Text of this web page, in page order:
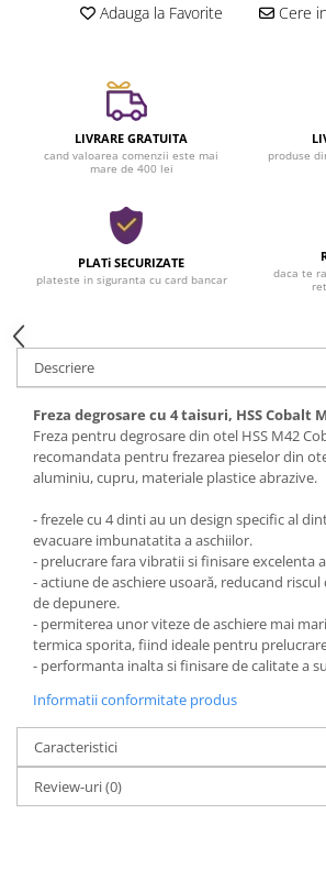
Adauga la Favorite Cere
LIVRARE GRATUITA
cand valoarea comenzii este mai
mare de 400 lei
produse
PLATi SECURIZATE
plateste in siguranta cu card bancar
daca te
Descriere
Freza degrosare cu 4 taisuri, HSS Cobalt
Freza pentru degrosare din otel HSS M42
recomandata pentru frezarea pieselor din
aluminiu, cupru, materiale plastice abrazive.
- frezele cu 4 dinti au un design specific al
evacuare imbunatatita a aschiilor.
- prelucrare fara vibratii si finisare excelenta
- actiune de aschiere usoară, reducand
de depunere.
- permiterea unor viteze de aschiere mai
termica sporita, fiind ideale pentru
- performanta inalta si finisare de calitate a
Informatii conformitate produs
Caracteristici
Review-uri(0)